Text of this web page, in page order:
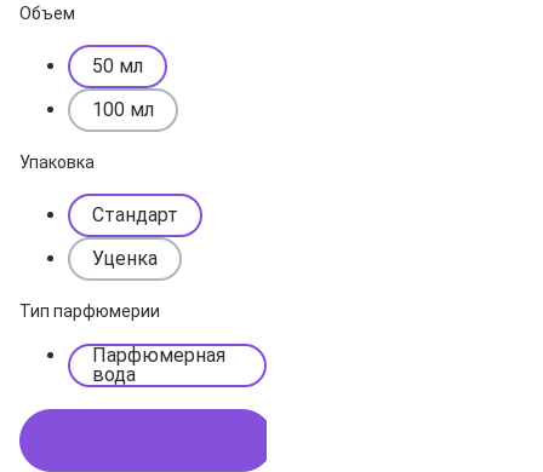
Объем
50 мл
100 мл
Упаковка
Стандарт
Уценка
Тип парфюмерии
Парфюмерная
вода